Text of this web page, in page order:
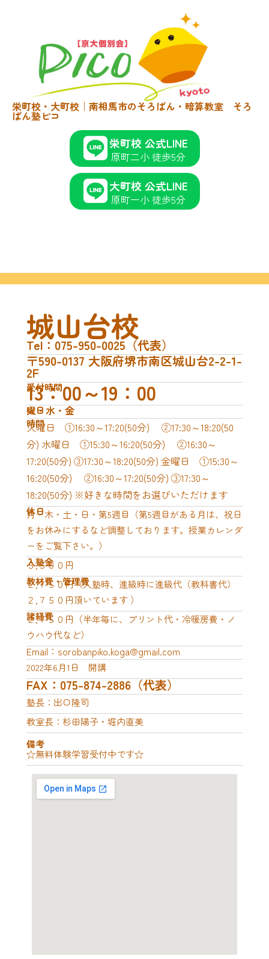
栄町校・大町校｜南相馬市のそろばん・暗算教室 そろ
ばん塾ピコ
栄町校 公式LINE
原町二小 徒歩5分
大町校 公式LINE
原町一小 徒歩5分
城山台校
Tel：075-950-0025（代表）
〒590-0137 大阪府堺市南区城山台2-2-1-
2F
受付時間
13：00～19：00
曜日
火・水・金
時間
火曜日 ①16:30～17:20(50分) ②17:30～18:20(50
分) 水曜日 ①15:30～16:20(50分) ②16:30～
17:20(50分) ③17:30～18:20(50分) 金曜日 ①15:30～
16:20(50分) ②16:30～17:20(50分) ③17:30～
18:20(50分) ※好きな時間をお選びいただけます
休日
月・木・土・日・第5週目（第5週目がある月は、祝日
をお休みにするなど調整しております。授業カレンダ
ーをご覧下さい。）
入塾金
５,５００円
教材費・管理費
２,７５０円（入塾時、進級時に進級代（教科書代）
２,７５０円頂いています ）
諸経費
２,７５０円（半年毎に、プリント代・冷暖房費・ノ
ウハウ代など）
Email：sorobanpiko.koga@gmail.com
2022年6月1日 開講
FAX：075-874-2886（代表）
塾長：出口隆司
教室長：杉田陽子・堀内直美
備考
☆無料体験学習受付中です☆